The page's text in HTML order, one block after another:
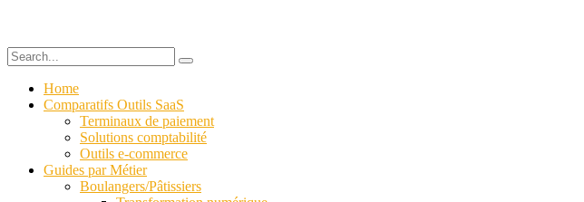
Home
Comparatifs Outils SaaS
Terminaux de paiement
Solutions comptabilité
Outils e-commerce
Guides par Métier
Boulangers/Pâtissiers